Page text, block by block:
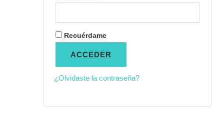
Recuérdame
ACCEDER
¿Olvidaste la contraseña?